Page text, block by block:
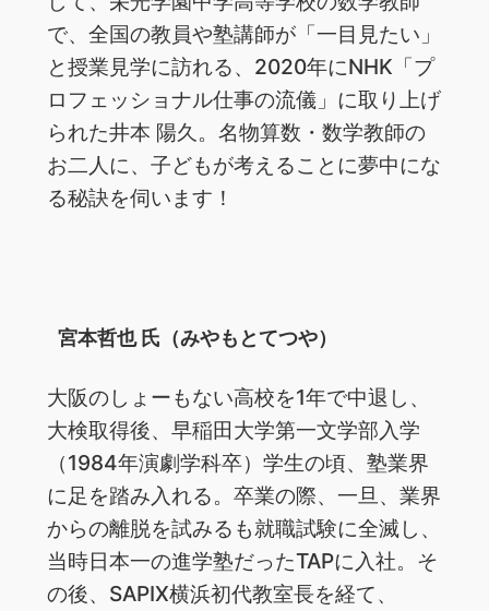
で、全国の教員や塾講師が「一目見たい」
と授業見学に訪れる、2020年にNHK「プ
ロフェッショナル仕事の流儀」に取り上げ
られた井本 陽久。名物算数・数学教師の
お二人に、子どもが考えることに夢中にな
る秘訣を伺います！
宮本哲也 氏（みやもとてつや）
大阪のしょーもない高校を1年で中退し、
大検取得後、早稲田大学第一文学部入学
（1984年演劇学科卒）学生の頃、塾業界
に足を踏み入れる。卒業の際、一旦、業界
からの離脱を試みるも就職試験に全滅し、
当時日本一の進学塾だったTAPに入社。そ
の後、SAPIX横浜初代教室長を経て、